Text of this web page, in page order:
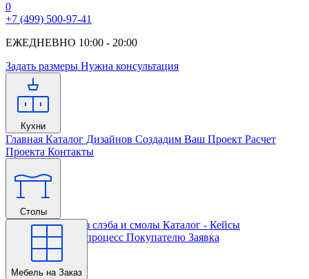
0
+7 (499) 500-97-41
ЕЖЕДНЕВНО 10:00 - 20:00
Задать размеры Нужна консультация
Кухни
Главная Каталог Дизайнов Создадим Ваш Проект Расчет
Проекта Контакты
Столы
Главная Столы из слэба и смолы Каталог - Кейсы
Кастомизации и процесс Покупателю Заявка
Мебель на Заказ